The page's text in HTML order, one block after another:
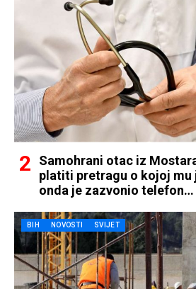
Samohrani otac iz
platiti pretragu o kojoj mu
onda je zazvonio telefon…
BIH NOVOSTI SVIJET